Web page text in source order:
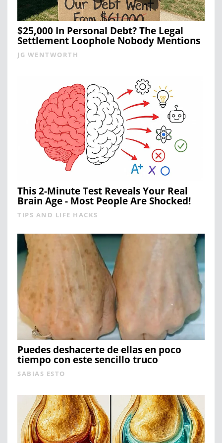
$25,000 In Personal Debt? The Legal
Settlement Loophole Nobody Mentions
JG WENTWORTH
This 2-Minute Test Reveals Your Real
Brain Age - Most People Are Shocked!
TIPS AND LIFE HACKS
Puedes deshacerte de ellas en poco
tiempo con este sencillo truco
SABIAS ESTO